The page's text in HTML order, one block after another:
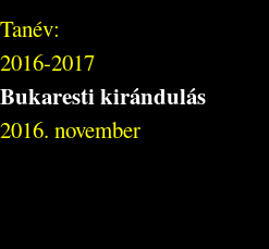
Tanév:
2016-2017
Bukaresti kirándulás
2016. november